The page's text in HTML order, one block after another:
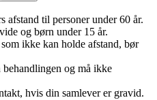
afstand til personer under 60 år.
og børn under 15 år.
ikke kan holde afstand, bør
og må ikke
hvis din samlever er gravid.